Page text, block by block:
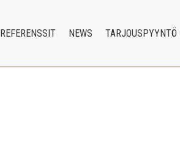
REFERENSSIT NEWS TARJOUSPYYNTÖ